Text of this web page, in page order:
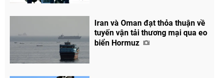
Facebook
Iran và Oman đạt thỏa thuận về
tuyến vận tải thương mại qua eo
biển Hormuz